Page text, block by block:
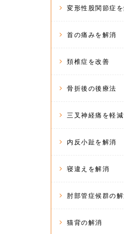
変形性股関節症
首の痛みを解消
頚椎症を改善
骨折後の後療法
三叉神経痛を軽
内反小趾を解消
寝違えを解消
肘部管症候群の解
猫背の解消